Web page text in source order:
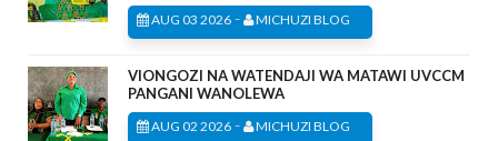
AUG 03 2026 - MICHUZI BLOG
VIONGOZI NA WATENDAJI WA MATAWI UVCCM
PANGANI WANOLEWA
AUG 02 2026 - MICHUZI BLOG